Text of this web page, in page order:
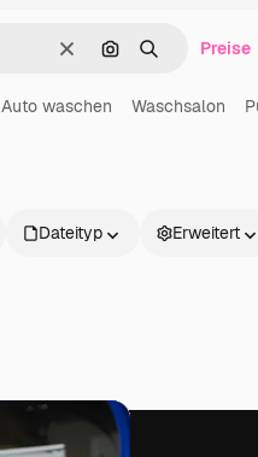
LöschenNach Bild suchen
SuchenPreise
Auto waschen Waschsalon
Dateityp Erweitert